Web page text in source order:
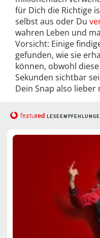
für Dich die Richtige
selbst aus oder Du
wahren Leben und
Vorsicht: Einige
gefunden, wie sie
können, obwohl
Sekunden sichtbar
Dein Snap also lieber
featured